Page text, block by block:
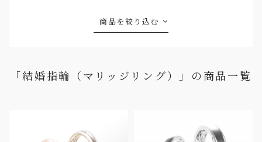
商品を絞り込む
「結婚指輪（マリッジリング）」の商品一覧